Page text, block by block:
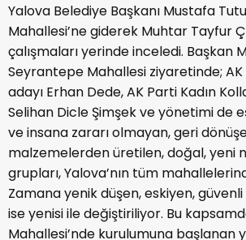
Yalova Belediye Başkanı Mustafa
Mahallesi’ne giderek Muhtar Tayfur
çalışmaları yerinde inceledi. Başkan
Seyrantepe Mahallesi ziyaretinde;
adayı Erhan Dede, AK Parti Kadın
Selihan Dicle Şimşek ve yönetimi de
ve insana zararı olmayan, geri
malzemelerden üretilen, doğal, yeni
grupları, Yalova’nın tüm
Zamana yenik düşen, eskiyen,
ise yenisi ile değiştiriliyor. Bu
Mahallesi’nde kurulumuna başlanan